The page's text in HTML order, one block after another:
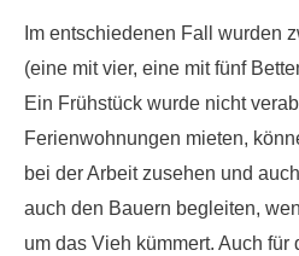
Im entschiedenen Fall wurden
(eine mit vier, eine mit fünf
Ein Frühstück wurde nicht
Ferienwohnungen mieten,
bei der Arbeit zusehen und
auch den Bauern begleiten,
um das Vieh kümmert. Auch für